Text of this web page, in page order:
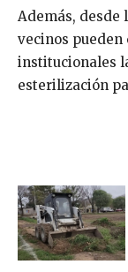
Además, desde
vecinos pueden
institucionales
esterilización